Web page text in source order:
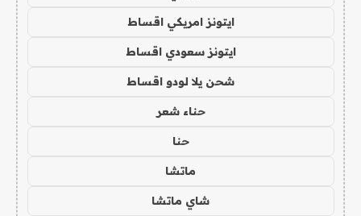
ايتونز امريكي اقساط
ايتونز سعودي اقساط
شحن يلا لودو اقساط
حناء شعر
حنا
ماتشا
شاي ماتشا